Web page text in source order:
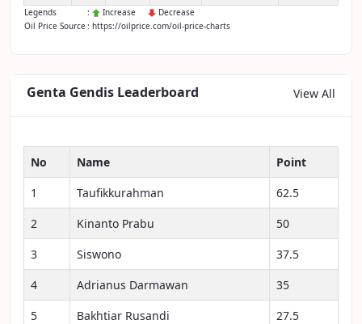
Legends
: Increase
Decrease
Oil Price Source : https://oilprice.com/oil-price-charts
Genta Gendis Leaderboard View All
No Name
Point
1
Taufikkurahman
62.5
2
Kinanto Prabu
50
3
Siswono
37.5
4
Adrianus Darmawan
35
5
Bakhtiar Rusandi
27.5